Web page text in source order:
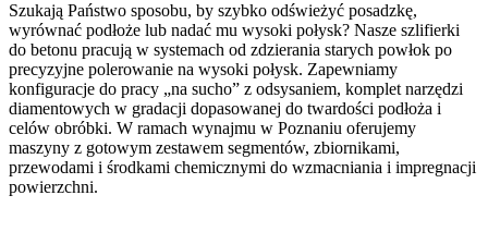
Szukają Państwo sposobu, by szybko odświeżyć posadzkę,
wyrównać podłoże lub nadać mu wysoki połysk? Nasze szlifierki
do betonu pracują w systemach od zdzierania starych powłok po
precyzyjne polerowanie na wysoki połysk. Zapewniamy
konfiguracje do pracy „na sucho” z odsysaniem, komplet narzędzi
diamentowych w gradacji dopasowanej do twardości podłoża i
celów obróbki. W ramach wynajmu w Poznaniu oferujemy
maszyny z gotowym zestawem segmentów, zbiornikami,
przewodami i środkami chemicznymi do wzmacniania i impregnacji
powierzchni.